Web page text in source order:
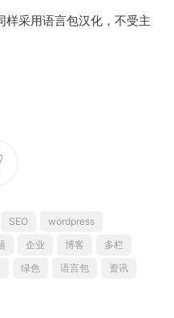
样采用语言包汉化，不受主
SEO
wordpress
企业 博客
多栏
绿色 语言包
资讯